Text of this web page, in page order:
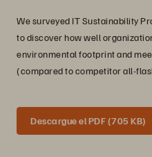
We surveyed IT Sustainability
to discover how well
environmental footprint and
(compared to competitor all-
Descargue el PDF (705 KB)